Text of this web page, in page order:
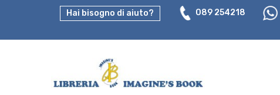
Hai bisogno di aiuto? 089 254218